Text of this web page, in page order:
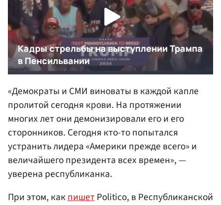
«Демократы и СМИ виноваты в каждой капле
пролитой сегодня крови. На протяжении
многих лет они демонизировали его и его
сторонников. Сегодня кто-то попытался
устранить лидера «Америки прежде всего» и
величайшего президента всех времен», —
уверена республиканка.
При этом, какпишетPolitico, в Республиканской